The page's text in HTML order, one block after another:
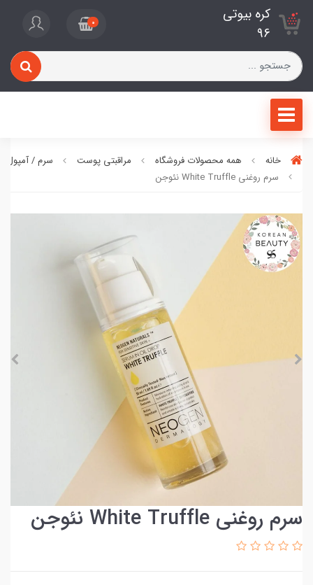
کره بیوتی
96
0
خانه همه محصولات فروشگاه مراقبتی پوست
سرم / آمپول
سرم روغنی White Truffle نئوجن
سرم روغنی White Truffle نئوجن